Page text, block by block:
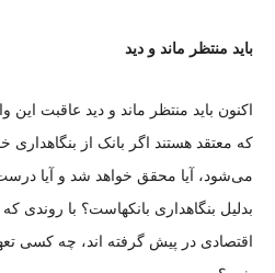
باید منتظر ماند و دید
اکنون باید منتظر ماند و دید عاقبت
که معتقد هستند اگر بانک از
می‌شود، آیا محقق خواهد شد و آیا
بدلیل بنگاهداری بانکهاست؟ با روندی
اقتصادی در پیش گرفته اند، چه کسی